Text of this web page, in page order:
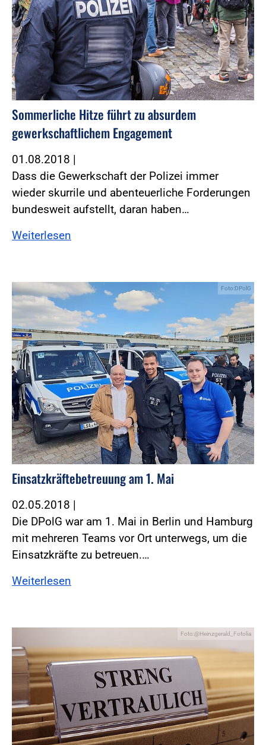
Sommerliche Hitze führt zu absurdem
gewerkschaftlichem Engagement
01.08.2018 |
Dass die Gewerkschaft der Polizei immer
wieder skurrile und abenteuerliche Forderungen
bundesweit aufstellt, daran haben…
Weiterlesen
Foto:DPolG
Einsatzkräftebetreuung am 1. Mai
02.05.2018 |
Die DPolG war am 1. Mai in Berlin und Hamburg
mit mehreren Teams vor Ort unterwegs, um die
Einsatzkräfte zu betreuen.…
Weiterlesen
Foto:@Heinzgerald_Fotolia